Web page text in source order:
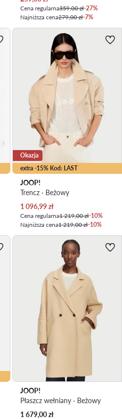
Cena regularna359,00 zł-27%
Najniższa cena279,00 zł-7%
extra -15% Kod: LAST
Okazja
JOOP!
Trencz · Beżowy
Aktualna cena
1 096,99zł
Cena regularna1 219,00 zł-10%
Najniższa cena1 219,00 zł-10%
JOOP!
Płaszcz wełniany · Beżowy
1 679,00zł